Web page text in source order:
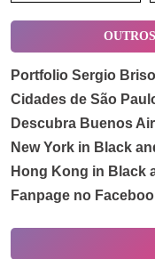
Portfolio Sergio
Cidades de São
Descubra Buenos
New York in Black
Hong Kong in Black
Fanpage no